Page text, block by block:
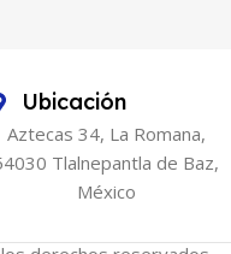
Ubicación
Aztecas 34, La Romana,
Tlalnepantla de Baz,
México